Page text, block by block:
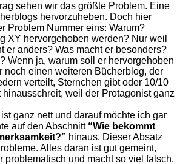
sehen wir das größte Problem. Eine
hervorzuheben. Doch hier
Problem Nummer eins: Warum?
XY hervorgehoben werden? Nur weil
er anders? Was macht er besonders?
Wenn ja, warum soll er hervorgehoben
noch einen weiteren Bücherblog, der
verteilt, Sternchen gibt oder 10/10
weil der Protagonist ganz
ganz nett und darauf möchte ich gar
auf den Abschnitt “Wie bekommt
hinaus. Dieser Absatz
Alles daran ist gut gemeint,
problematisch und macht so viel falsch.